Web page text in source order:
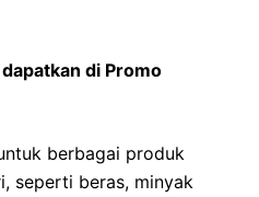
di Promo
berbagai produk
seperti beras, minyak